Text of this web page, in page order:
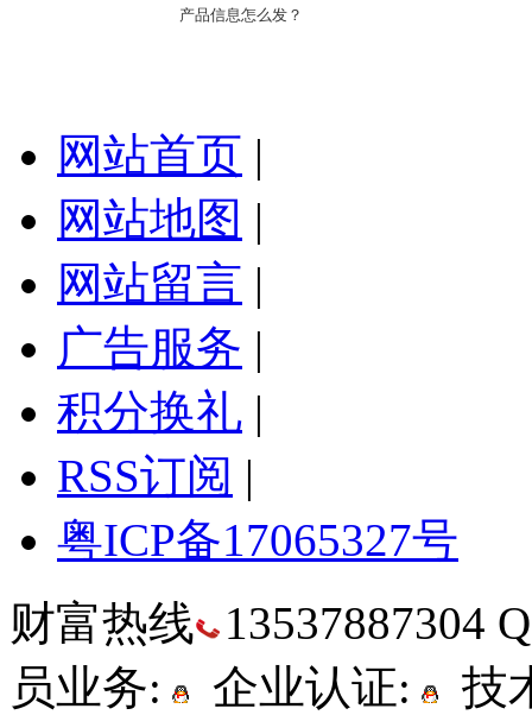
产品信息怎么发？
网站首页 |
网站地图 |
网站留言 |
广告服务 |
积分换礼 |
RSS订阅 |
粤ICP备17065327号
财富热线
13537887304
员业务:
企业认证:
技